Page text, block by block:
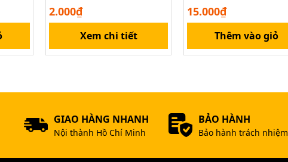
2.000₫
Xem chi tiết
15.000₫
Thêm vào giỏ
GIAO HÀNG NHANH
Nội thành Hồ Chí Minh
BẢO HÀNH
Bảo hành trách nhiệm